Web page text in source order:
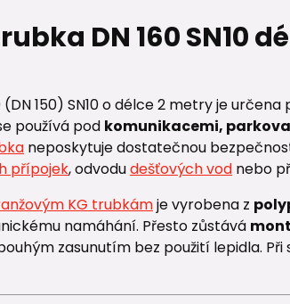
DN 160 SN10
(DN 150) SN10 o délce 2 metry je určena
používá pod komunikacemi,
neposkytuje dostatečnou
přípojek, odvodudešťových vodnebo
KG trubkámje vyrobena z
namáhání. Přesto zůstává
zasunutím bez použití lepidla.